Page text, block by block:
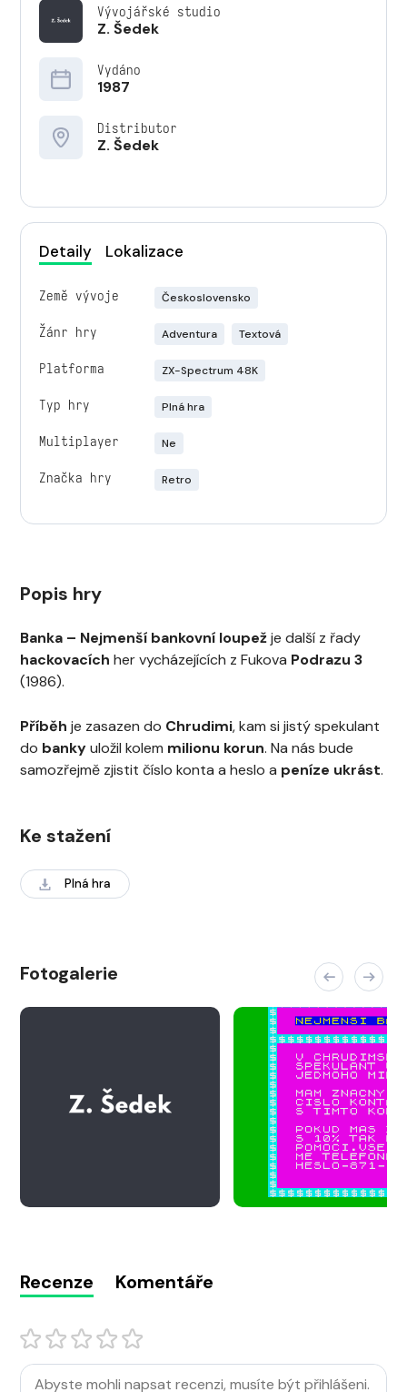
Vývojářské studio
Z. Šedek
Vydáno
1987
Distributor
Z. Šedek
Detaily Lokalizace
Země vývoje Československo
Žánr hry Adventura Textová
Platforma ZX-Spectrum 48K
Typ hry Plná hra
Multiplayer Ne
Značka hry Retro
Popis hry
Banka – Nejmenší bankovní loupežje další z řady
hackovacích her vycházejících z Fukova Podrazu 3
(1986).
Příběh je zasazen do Chrudimi, kam si jistý spekulant
do bankyuložil kolem milionu korun. Na nás bude
samozřejmě zjistit číslo konta a heslo a peníze ukrást.
Ke stažení
Plná hra
Fotogalerie
Recenze Komentáře